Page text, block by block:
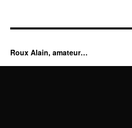
Roux Alain, amateur…